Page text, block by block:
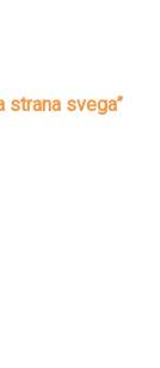
strana svega”